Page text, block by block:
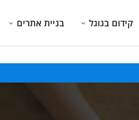
קידום בגוגל בניית אתרים
מקצוענות היא מילת מפתח. תענוג
חעבוד עם אמיר בר בכלל וחברת